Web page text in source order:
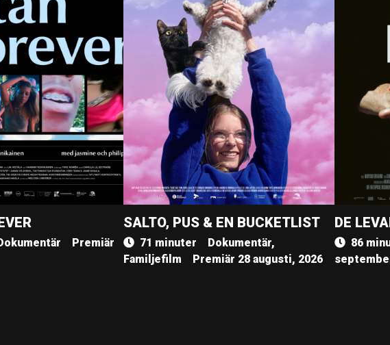
Premiär
SALTO, PUS & EN BUCKETLIST
71 minuter
Dokumentär,
Familjefilm
Premiär 28 augusti, 2026
DE
86